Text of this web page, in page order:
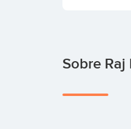
Sobre Raj